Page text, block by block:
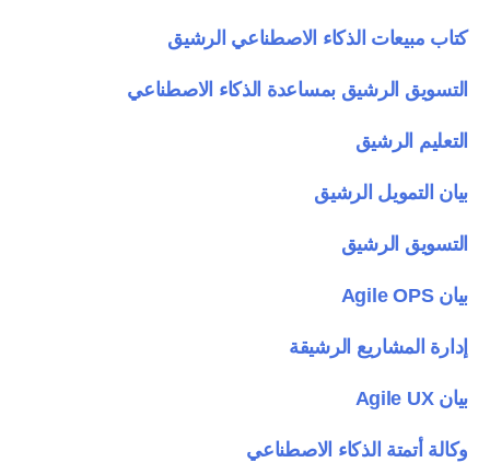
كتاب مبيعات الذكاء الاصطناعي الرشيق
التسويق الرشيق بمساعدة الذكاء الاصطناعي
التعليم الرشيق
بيان التمويل الرشيق
التسويق الرشيق
بيان Agile OPS
إدارة المشاريع الرشيقة
بيان Agile UX
وكالة أتمتة الذكاء الاصطناعي